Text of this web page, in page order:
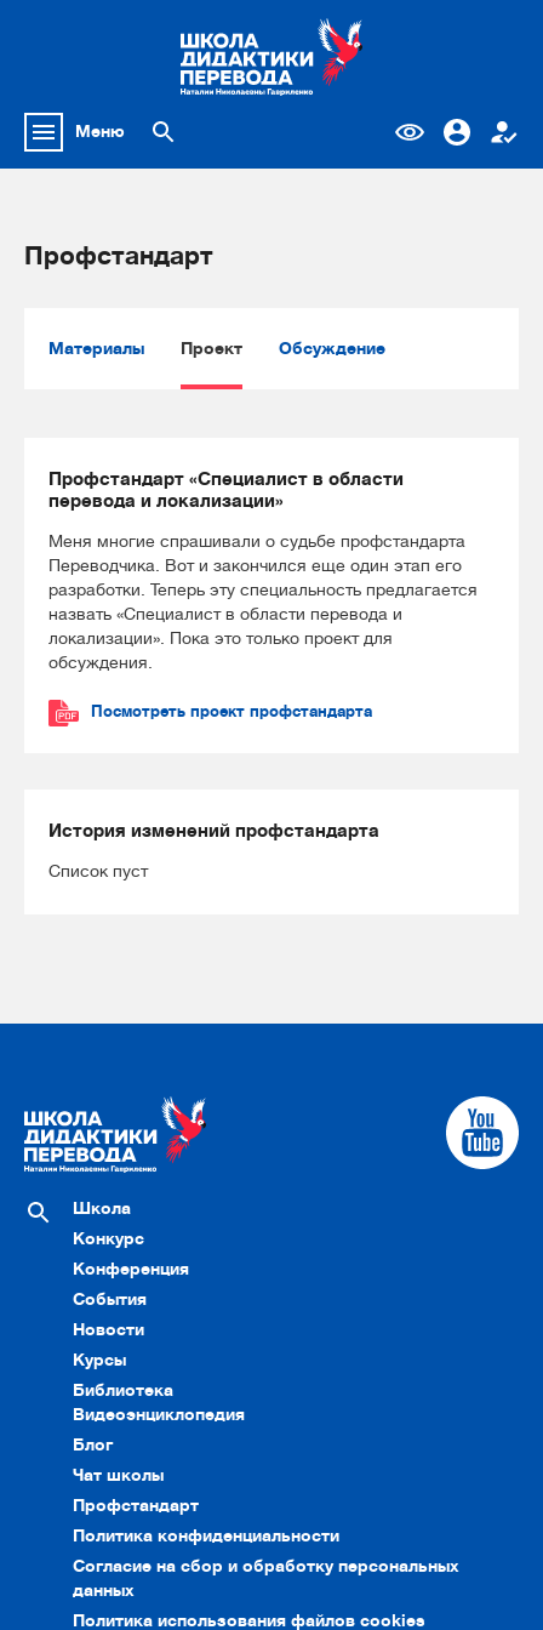
Меню
Профстандарт
Материалы Проект Обсуждение
Профстандарт «Специалист в области
перевода и локализации»
Меня многие спрашивали о судьбе профстандарта
Переводчика. Вот и закончился еще один этап его
разработки. Теперь эту специальность предлагается
назвать «Специалист в области перевода и
локализации». Пока это только проект для
обсуждения.
Посмотреть проект профстандарта
История изменений профстандарта
Список пуст
Школа
Конкурс
Конференция
События
Новости
Курсы
Библиотека
Видеоэнциклопедия
Блог
Чат школы
Профстандарт
Политика конфиденциальности
Согласие на сбор и обработку персональных
данных
Политика использования файлов cookies